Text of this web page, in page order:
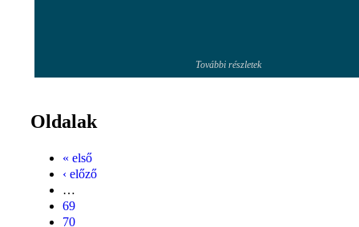
További részletek
Oldalak
« első
‹ előző
…
69
70